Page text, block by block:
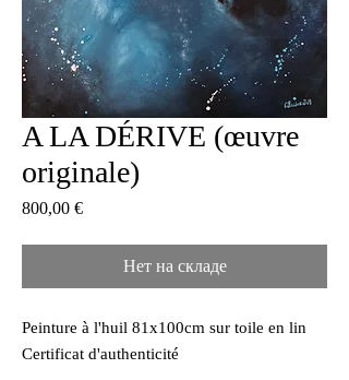
A LA DÉRIVE (œuvre
originale)
800,00 €Цена
Нет на складе
Peinture à l'huil 81x100cm sur toile en lin
Certificat d'authenticité